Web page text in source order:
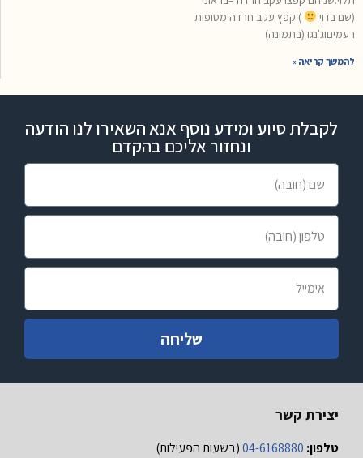
(שם בדוי
) קפץ עקב חרדה מסופות
רעמיםוג'נגו (בתמונה)
להמשך קריאה »
לקבלת סיוע ומידע נוסף אנא השאירו לנו הודעה
ונחזור אליכם בהקדם
שליחה
יצירת קשר
טלפון: 04-6168880(בשעות הפעילות)